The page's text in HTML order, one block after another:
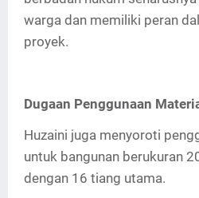
warga dan memiliki peran
proyek.
Dugaan Penggunaan
Huzaini juga menyoroti
untuk bangunan berukuran
dengan 16 tiang utama.